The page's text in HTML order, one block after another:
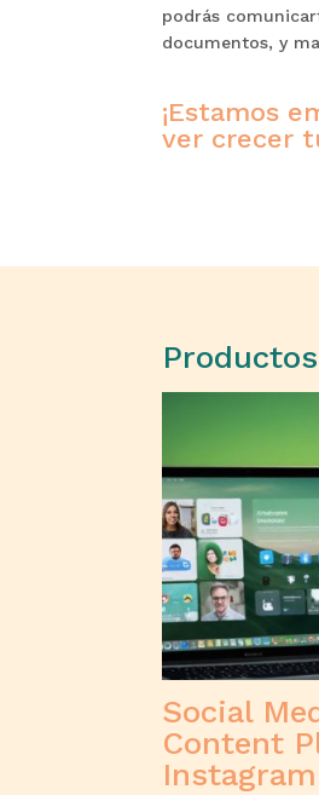
podrás
documentos, y
¡Estamos
ver crecer
Social
Content
Instagram